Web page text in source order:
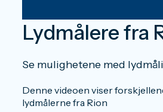
Lydmålere fra
Se mulighetene med
Denne videoen viser
lydmålerne fra Rion